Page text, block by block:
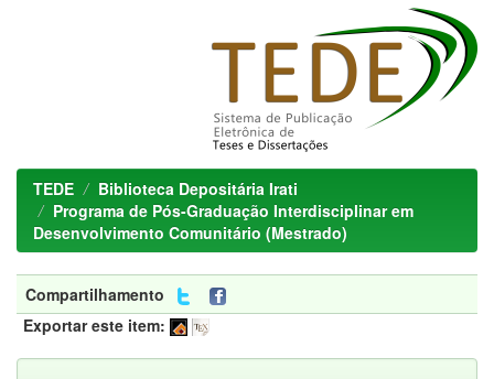
TEDE
Biblioteca Depositária Irati
Programa de Pós-Graduação Interdisciplinar em
Desenvolvimento Comunitário (Mestrado)
Compartilhamento
Exportar este item: